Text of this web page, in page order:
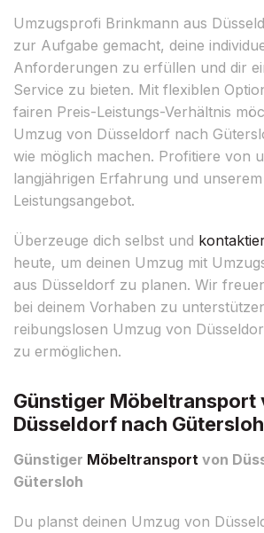
Umzugsprofi Brinkmann aus
zur Aufgabe gemacht, deine
Anforderungen zu erfüllen und dir
Service zu bieten. Mit flexiblen
fairen Preis-Leistungs-Verhältnis
Umzug von Düsseldorf nach
wie möglich machen. Profitiere von
langjährigen Erfahrung und
Leistungsangebot.
Überzeuge dich selbst und
heute, um deinen Umzug mit
aus Düsseldorf zu planen. Wir
bei deinem Vorhaben zu
reibungslosen Umzug von
zu ermöglichen.
Günstiger Möbeltransport
Düsseldorf nach Gütersloh
Günstiger Möbeltransport von
Gütersloh
Du planst deinen Umzug von